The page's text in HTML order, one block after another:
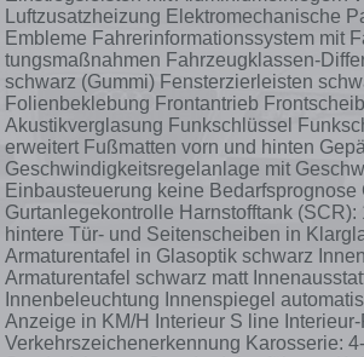
Luftzusatzheizung Elektromechanische
Embleme Fahrerinformationssystem mit
tungsmaßnahmen Fahrzeugklassen-
schwarz (Gummi) Fensterzierleisten
Folienbeklebung Frontantrieb
Akustikverglasung Funkschlüssel
erweitert Fußmatten vorn und hinten
Geschwindigkeitsregelanlage mit
Einbausteuerung keine
Gurtanlegekontrolle Harnstofftank
hintere Tür- und Seitenscheiben in
Armaturentafel in Glasoptik schwarz
Armaturentafel schwarz matt
Innenbeleuchtung Innenspiegel
Anzeige in KM/H Interieur S line
Verkehrszeichenerkennung Karosserie: